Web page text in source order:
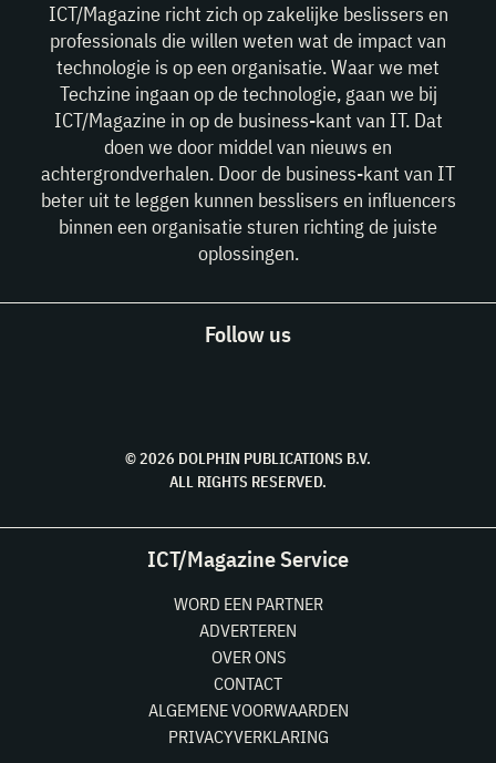
ICT/Magazine richt zich op zakelijke beslissers en
professionals die willen weten wat de impact van
technologie is op een organisatie. Waar we met
Techzine ingaan op de technologie, gaan we bij
ICT/Magazine in op de business-kant van IT. Dat
doen we door middel van nieuws en
achtergrondverhalen. Door de business-kant van IT
beter uit te leggen kunnen besslisers en influencers
binnen een organisatie sturen richting de juiste
oplossingen.
Follow us
© 2026 DOLPHIN PUBLICATIONS B.V.
ALL RIGHTS RESERVED.
ICT/Magazine Service
WORD EEN PARTNER
ADVERTEREN
OVER ONS
CONTACT
ALGEMENE VOORWAARDEN
PRIVACYVERKLARING